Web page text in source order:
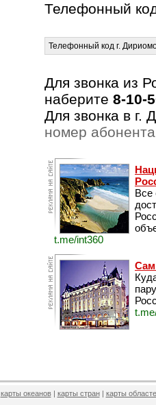
Телефонный
Телефонный код г.
Для звонка из
наберите 8-10-
Для звонка в г.
номер абонента
Все
t.me/int360
карты океанов| карты стран| карты